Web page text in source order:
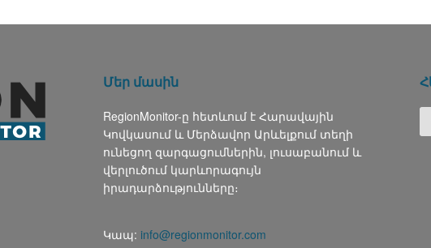
Մեր մասին
RegionMonitor-ը հետևում է Հարավային
Կովկասում և Մերձավոր Արևելքում տեղի
ունեցող զարգացումներին, լուսաբանում և
վերլուծում կարևորագույն
իրադարձությունները։
Կապ: info@regionmonitor.com